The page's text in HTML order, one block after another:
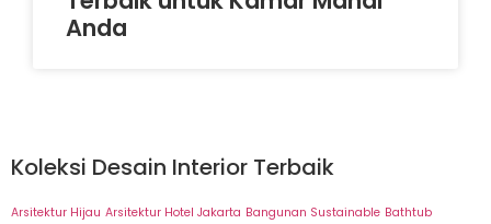
Anda
Koleksi Desain Interior Terbaik
Arsitektur Hijau Arsitektur Hotel Jakarta Bangunan Sustainable Bathtub